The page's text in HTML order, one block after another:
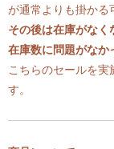
が通常よりも掛かる
その後は在庫がなく
在庫数に問題がな
こちらのセールを実
す。